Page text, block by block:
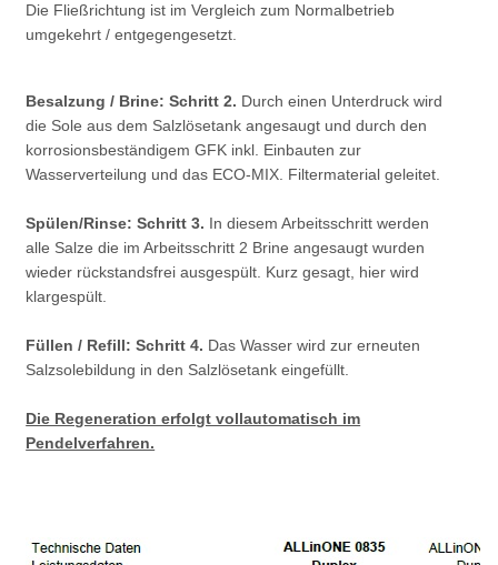
Die Fließrichtung ist im Vergleich zum Normalbetrieb
umgekehrt / entgegengesetzt.
Besalzung / Brine: Schritt 2. Durch einen Unterdruck wird
die Sole aus dem Salzlösetank angesaugt und durch den
korrosionsbeständigem GFK inkl. Einbauten zur
Wasserverteilung und das ECO-MIX. Filtermaterial geleitet.
Spülen/Rinse: Schritt 3. In diesem Arbeitsschritt werden
alle Salze die im Arbeitsschritt 2 Brine angesaugt wurden
wieder rückstandsfrei ausgespült. Kurz gesagt, hier wird
klargespült.
Füllen / Refill: Schritt 4. Das Wasser wird zur erneuten
Salzsolebildung in den Salzlösetank eingefüllt.
Die Regeneration erfolgt vollautomatisch im
Pendelverfahren.